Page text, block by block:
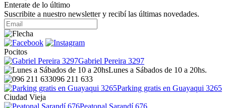
Enterate de lo último
Suscribite a nuestro newsletter y recibí las últimas novedades.
Pocitos
Gabriel Pereira 3297
Lunes a Sábados de 10 a 20hs.
096 211 633
Parking gratis en Guayaqui 3265
Ciudad Vieja
Peatonal Sarandí 676